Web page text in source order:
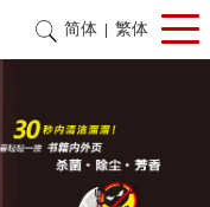
简体 繁体